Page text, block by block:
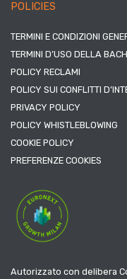
POLICIES
TERMINI E CONDIZIONI
TERMINI D’USO DELLA
POLICY RECLAMI
POLICY SUI CONFLITTI
PRIVACY POLICY
POLICY WHISTLEBLOWING
COOKIE POLICY
PREFERENZE COOKIES
Autorizzato con delibera